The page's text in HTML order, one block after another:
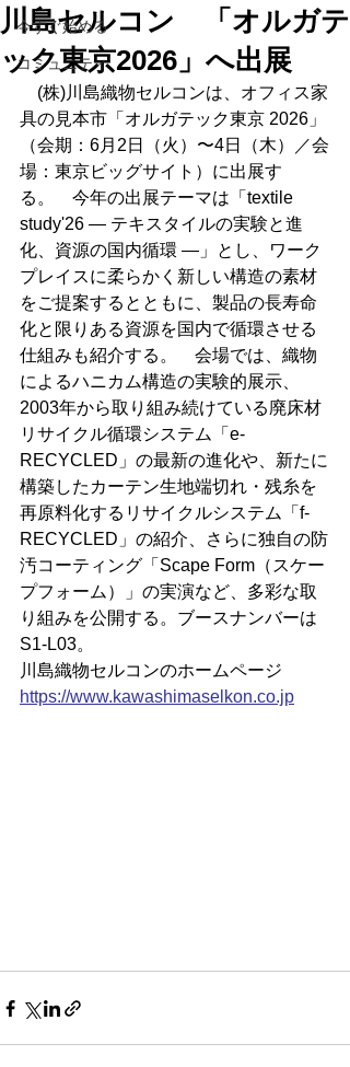
今すぐ始める
コミュニティ
川島セルコン 「オルガテ
ック東京2026」へ出展
(株)川島織物セルコンは、オフィス家
具の見本市「オルガテック東京 2026」
（会期：6月2日（火）〜4日（木）／会
場：東京ビッグサイト）に出展す
る。　今年の出展テーマは「textile
study'26 ― テキスタイルの実験と進
化、資源の国内循環 ―」とし、ワーク
プレイスに柔らかく新しい構造の素材
をご提案するとともに、製品の長寿命
化と限りある資源を国内で循環させる
仕組みも紹介する。　会場では、織物
によるハニカム構造の実験的展示、
2003年から取り組み続けている廃床材
リサイクル循環システム「e-
RECYCLED」の最新の進化や、新たに
構築したカーテン生地端切れ・残糸を
再原料化するリサイクルシステム「f-
RECYCLED」の紹介、さらに独自の防
汚コーティング「Scape Form（スケー
プフォーム）」の実演など、多彩な取
り組みを公開する。ブースナンバーは
S1-L03。
川島織物セルコンのホームページ
https://www.kawashimaselkon.co.jp